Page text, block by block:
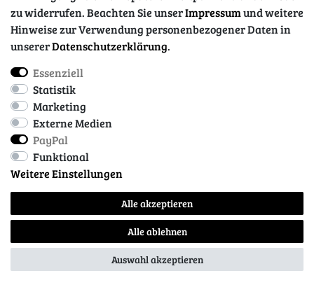
Impressum
Barrierefreiheitserklärung
Vertrag widerrufen
© Copyright 2026 | Alle Rechte vorbehalten.
zu widerrufen. Beachten Sie unserImpressumund weitere
Hinweise zur Verwendung personenbezogener Daten in
unsererDaten­schutz­erklärung.
Essenziell
Statistik
Marketing
Externe Medien
PayPal
Funktional
Weitere Einstellungen
Alle akzeptieren
Alle ablehnen
Auswahl akzeptieren